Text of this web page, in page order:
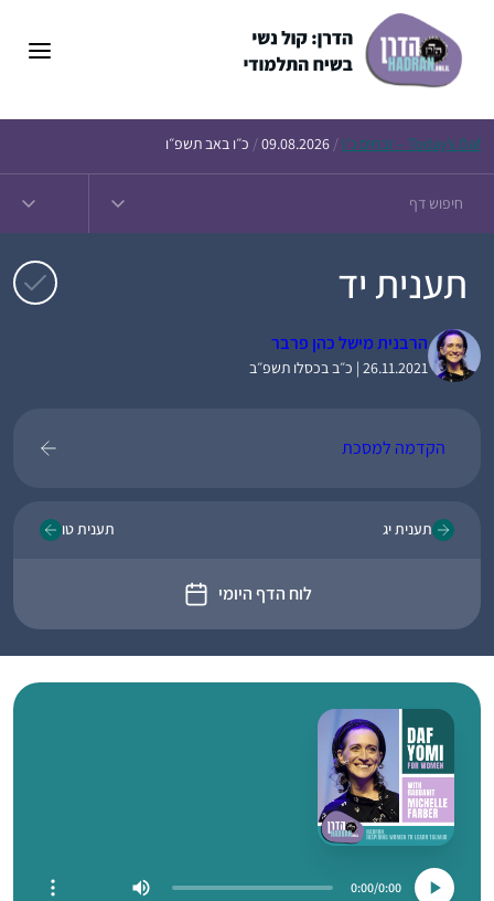
Today’s Daf – זבחים נ״ו /
09.08.2026
/ כ״ו באב תשפ״ו
תענית יד
הרבנית מישל כהן פרבר
26.11.2021 | כ״ב בכסלו תשפ״ב
הקדמה למסכת
תענית יג
לוח הדף היומי
תענית טו
0:00
0:00